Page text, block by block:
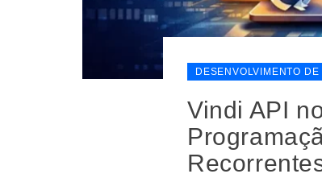
DESENVOLVIMENTO DE
Vindi API